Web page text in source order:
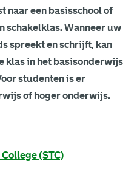
naar een basisschool of
schakelklas. Wanneer uw
spreekt en schrijft, kan
klas in het basisonderwijs
studenten is er
of hoger onderwijs.
(STC)
in een nieuw
in een nieuw